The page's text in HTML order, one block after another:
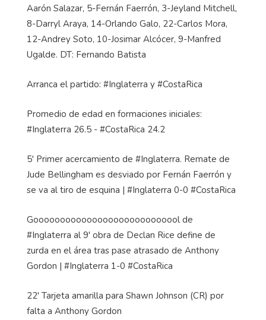
Aarón Salazar, 5-Fernán Faerrón, 3-Jeyland Mitchell,
8-Darryl Araya, 14-Orlando Galo, 22-Carlos Mora,
12-Andrey Soto, 10-Josimar Alcócer, 9-Manfred
Ugalde. DT: Fernando Batista
Arranca el partido: #Inglaterra y #CostaRica
Promedio de edad en formaciones iniciales:
#Inglaterra 26.5 - #CostaRica 24.2
5' Primer acercamiento de #Inglaterra. Remate de
Jude Bellingham es desviado por Fernán Faerrón y
se va al tiro de esquina | #Inglaterra 0-0 #CostaRica
Goooooooooooooooooooooooooool de
#Inglaterra al 9' obra de Declan Rice define de
zurda en el área tras pase atrasado de Anthony
Gordon | #Inglaterra 1-0 #CostaRica
22' Tarjeta amarilla para Shawn Johnson (CR) por
falta a Anthony Gordon